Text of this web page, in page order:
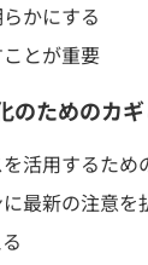
かにする
とが重要
のためのカギ
活用するため
最新の注意を